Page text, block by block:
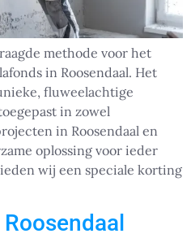
methode voor het
in Roosendaal. Het
fluweelachtige
in zowel
in Roosendaal en
oplossing voor ieder
wij een speciale korting